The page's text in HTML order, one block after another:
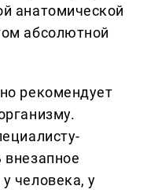
анатомической
абсолютной
рекомендует
внезапное
человека, у